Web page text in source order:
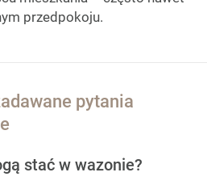
przedpokoju.
pytania
stać w wazonie?